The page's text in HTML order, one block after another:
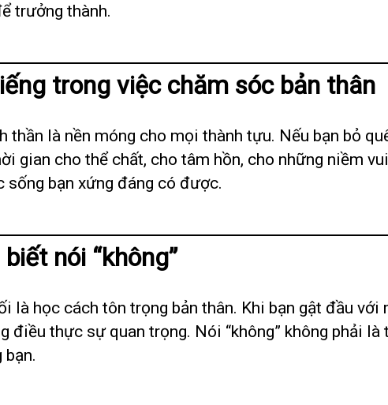
trưởng thành.
trong việc chăm sóc bản thân
thần là nền móng cho mọi thành tựu. Nếu bạn bỏ
gian cho thể chất, cho tâm hồn, cho những niềm
sống bạn xứng đáng có được.
nói “không”
là học cách tôn trọng bản thân. Khi bạn gật đầu
điều thực sự quan trọng. Nói “không” không phải
bạn.